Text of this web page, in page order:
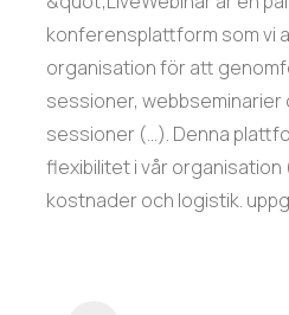
konferensplattform som vi
organisation för att
sessioner, webbseminarier
sessioner (...). Denna
flexibilitet i vår organisation
kostnader och logistik.